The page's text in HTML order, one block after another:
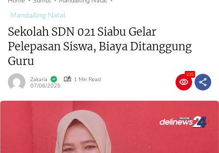
Mandailing Natal
Sekolah SDN 021 Siabu Gelar
Pelepasan Siswa, Biaya Ditanggung
Guru
Zakaria
1 Min Read
07/06/2025
235